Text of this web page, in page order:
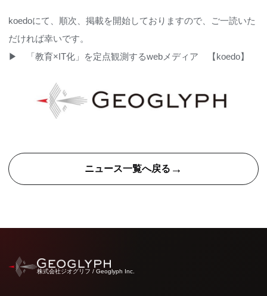
koedoにて、順次、掲載を開始しておりますので、ご一読いた
だければ幸いです。
▶
「教育×IT化」を定点観測するwebメディア 【koedo】
ニュース一覧へ戻る →
株式会社ジオグリフ / Geoglyph Inc.